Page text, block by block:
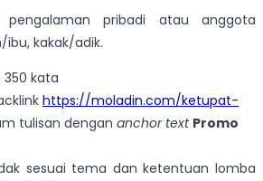
pengalaman pribadi atau anggota
kakak/adik.
kata
https://moladin.com/ketupat-
tulisan dengan anchor text Promo
sesuai tema dan ketentuan lomba